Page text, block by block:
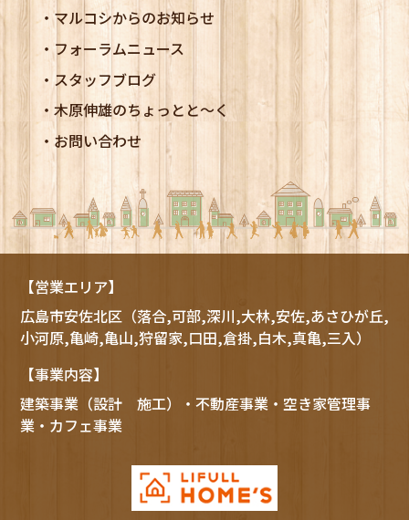
マルコシからのお知らせ
フォーラムニュース
スタッフブログ
木原伸雄のちょっとと～く
お問い合わせ
【営業エリア】
広島市安佐北区（落合,可部,深川,大林,安佐,あさひが丘,
小河原,亀崎,亀山,狩留家,口田,倉掛,白木,真亀,三入）
【事業内容】
建築事業（設計 施工）・不動産事業・空き家管理事
業・カフェ事業